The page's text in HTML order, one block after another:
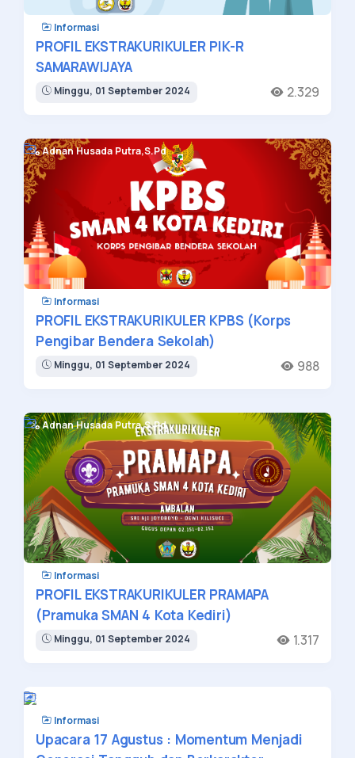
Informasi
PROFIL EKSTRAKURIKULER PIK-R
SAMARAWIJAYA
Minggu, 01 September 2024 2.329
Adnan Husada Putra,S.Pd
Informasi
PROFIL EKSTRAKURIKULER KPBS (Korps
Pengibar Bendera Sekolah)
Minggu, 01 September 2024 988
Adnan Husada Putra,S.Pd
Informasi
PROFIL EKSTRAKURIKULER PRAMAPA
(Pramuka SMAN 4 Kota Kediri)
Minggu, 01 September 2024 1.317
Informasi
Upacara 17 Agustus : Momentum Menjadi